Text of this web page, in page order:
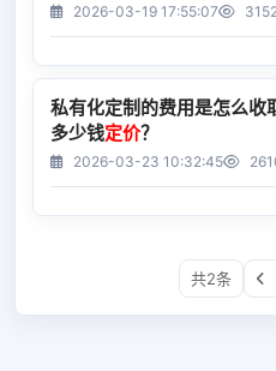
2026-03-19 17:55:07
私有化定制的费用是怎么收
多少钱定价？
2026-03-23 10:32:45
共2条